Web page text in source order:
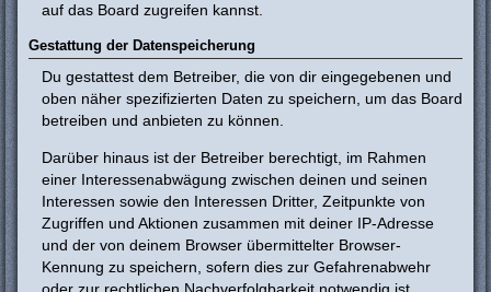
auf das Board zugreifen kannst.
Gestattung der Datenspeicherung
Du gestattest dem Betreiber, die von dir eingegebenen und
oben näher spezifizierten Daten zu speichern, um das Board
betreiben und anbieten zu können.
Darüber hinaus ist der Betreiber berechtigt, im Rahmen
einer Interessenabwägung zwischen deinen und seinen
Interessen sowie den Interessen Dritter, Zeitpunkte von
Zugriffen und Aktionen zusammen mit deiner IP-Adresse
und der von deinem Browser übermittelter Browser-
Kennung zu speichern, sofern dies zur Gefahrenabwehr